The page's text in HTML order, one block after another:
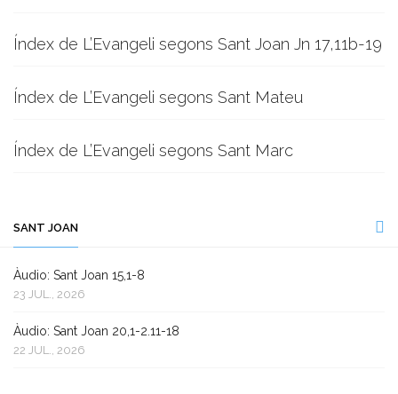
Índex de L’Evangeli segons Sant Joan Jn 17,11b-19
Índex de L’Evangeli segons Sant Mateu
Índex de L’Evangeli segons Sant Marc
SANT JOAN
Àudio: Sant Joan 15,1-8
23 JUL., 2026
Àudio: Sant Joan 20,1-2.11-18
22 JUL., 2026